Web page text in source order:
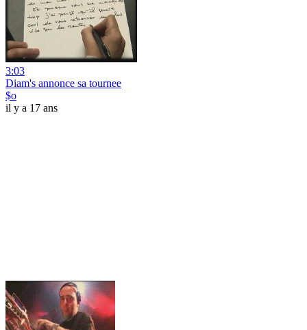
3:03
Diam's annonce sa tournee
$o
il y a 17 ans